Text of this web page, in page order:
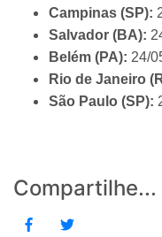
Campinas (SP):
Salvador (BA):
Belém (PA): 24/
Rio de Janeiro
São Paulo (SP):
Compartilhe...